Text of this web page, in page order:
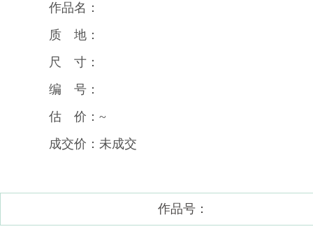
作品名：
质 地：
尺 寸：
编 号：
估 价：~
成交价：未成交
作品号：